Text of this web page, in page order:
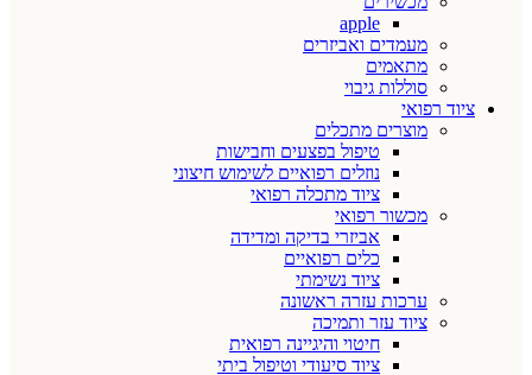
apple
מעמדים ואביזרים
מתאמים
סוללות גיבוי
ציוד רפואי
מוצרים מתכלים
טיפול בפצעים וחבישות
נוזלים רפואיים לשימוש חיצוני
ציוד מתכלה רפואי
מכשור רפואי
אביזרי בדיקה ומדידה
כלים רפואיים
ציוד נשימתי
ערכות עזרה ראשונה
ציוד עזר ותמיכה
חיטוי והיגיינה רפואית
ציוד סיעודי וטיפול ביתי